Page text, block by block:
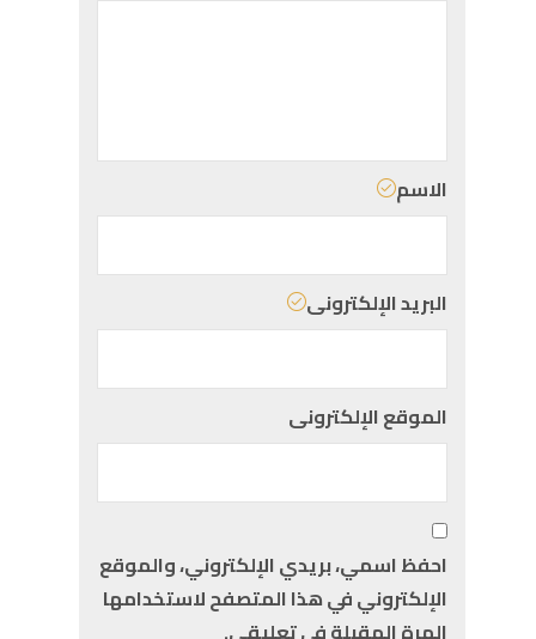
الاسم
البريد الإلكترونى
الموقع الإلكترونى
احفظ اسمي، بريدي الإلكتروني، والموقع
الإلكتروني في هذا المتصفح لاستخدامها